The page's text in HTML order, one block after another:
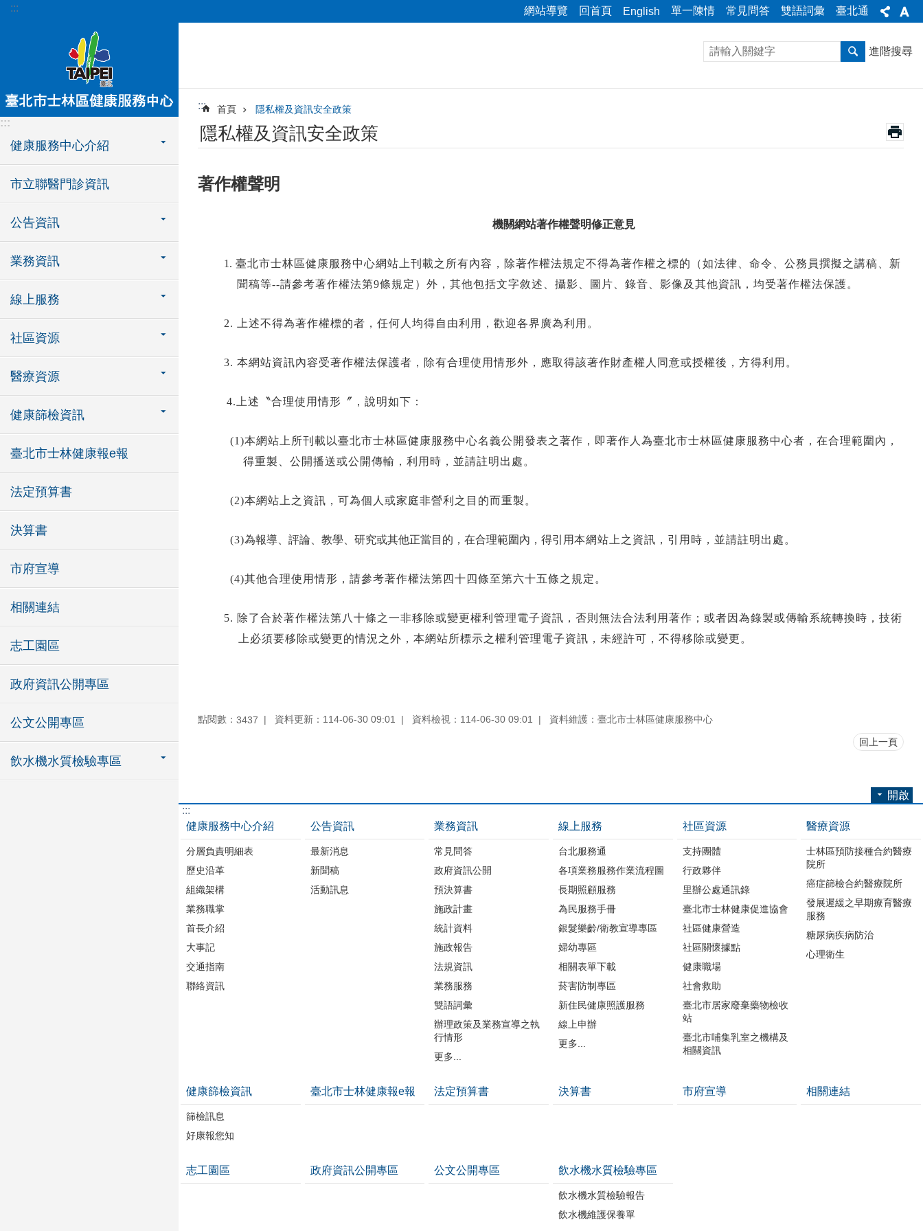
跳到主要內容區塊
::: 網站導覽 回首頁 English 單一陳情 常見問答 雙語詞彙 臺北通
:::
健康服務中心介紹
市立聯醫門診資訊
公告資訊
業務資訊
線上服務
社區資源
醫療資源
健康篩檢資訊
臺北市士林健康報e報
法定預算書
決算書
市府宣導
相關連結
志工園區
政府資訊公開專區
公文公開專區
飲水機水質檢驗專區
進階搜尋
::: 首頁 隱私權及資訊安全政策
隱私權及資訊安全政策
著作權聲明
機關網站著作權聲明修正意見
1. 臺北市士林區健康服務中心網站上刊載之所有內容，除著作權法規定不得為著作權之標的（如法律、命令、公務員撰擬之講稿、新
聞稿等--請參考著作權法第9條規定）外，其他包括文字敘述、攝影、圖片、錄音、影像及其他資訊，均受著作權法保護。
2. 上述不得為著作權標的者，任何人均得自由利用，歡迎各界廣為利用。
3. 本網站資訊內容受著作權法保護者，除有合理使用情形外，應取得該著作財產權人同意或授權後，方得利用。
4. 上述〝合理使用情形〞，說明如下：
(1)本網站上所刊載以臺北市士林區健康服務中心名義公開發表之著作，即著作人為臺北市士林區健康服務中心者，在合理範圍內，
得重製、公開播送或公開傳輸，利用時，並請註明出處。
(2)本網站上之資訊，可為個人或家庭非營利之目的而重製。
(3)為報導、評論、教學、研究或其他正當目的，在合理範圍內，得引用本網站上之資訊，引用時，並請註明出處 。
(4)其他合理使用情形，請參考著作權法第四十四條至第六十五條之規定。
5. 除了合於著作權法第八十條之一非移除或變更權利管理電子資訊，否則無法合法利用著作；或者因為錄製或傳輸系統轉換時，技術
上必須要移除或變更的情況之外，本網站所標示之權利管理電子資訊，未經許可，不得移除或變更。
點閱數： 3437 資料更新：114-06-30 09:01 資料檢視：114-06-30 09:01 資料維護：臺北市士林區健康服務中心
回上一頁
開啟
:::
健康服務中心介紹
分層負責明細表
歷史沿革
組織架構
業務職掌
首長介紹
大事記
交通指南
聯絡資訊
公告資訊
最新消息
新聞稿
活動訊息
業務資訊
常見問答
政府資訊公開
預決算書
施政計畫
統計資料
施政報告
法規資訊
業務服務
雙語詞彙
辦理政策及業務宣導之執
行情形
更多...
線上服務
台北服務通
各項業務服務作業流程圖
長期照顧服務
為民服務手冊
銀髮樂齡/衛教宣導專區
婦幼專區
相關表單下載
菸害防制專區
新住民健康照護服務
線上申辦
更多...
社區資源
支持團體
行政夥伴
里辦公處通訊錄
臺北市士林健康促進協會
社區健康營造
社區關懷據點
健康職場
社會救助
臺北市居家廢棄藥物檢收
站
臺北市哺集乳室之機構及
相關資訊
醫療資源
士林區預防接種合約醫療
院所
癌症篩檢合約醫療院所
發展遲緩之早期療育醫療
服務
糖尿病疾病防治
心理衛生
健康篩檢資訊
篩檢訊息
好康報您知
臺北市士林健康報e報 法定預算書 決算書 市府宣導 相關連結
志工園區 政府資訊公開專區 公文公開專區 飲水機水質檢驗專區
飲水機水質檢驗報告
飲水機維護保養單